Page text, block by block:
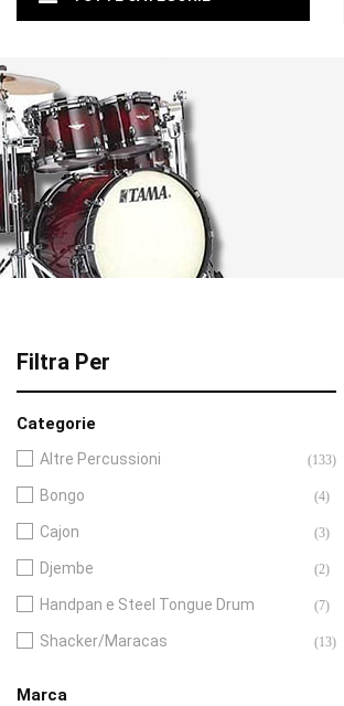
Filtra Per
Categorie
Altre Percussioni (133)
Bongo (4)
Cajon (3)
Djembe (2)
Handpan e Steel Tongue Drum (7)
Shacker/Maracas (13)
Marca